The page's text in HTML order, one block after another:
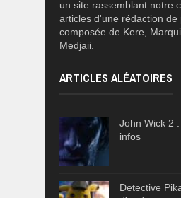
un site rassemblant notre
articles d'une rédaction de
composée de Kere,
Medjaii.
ARTICLES ALÉATOIRES
John Wick 2
infos
Detective